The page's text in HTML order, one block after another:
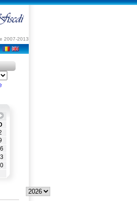
2007-2013